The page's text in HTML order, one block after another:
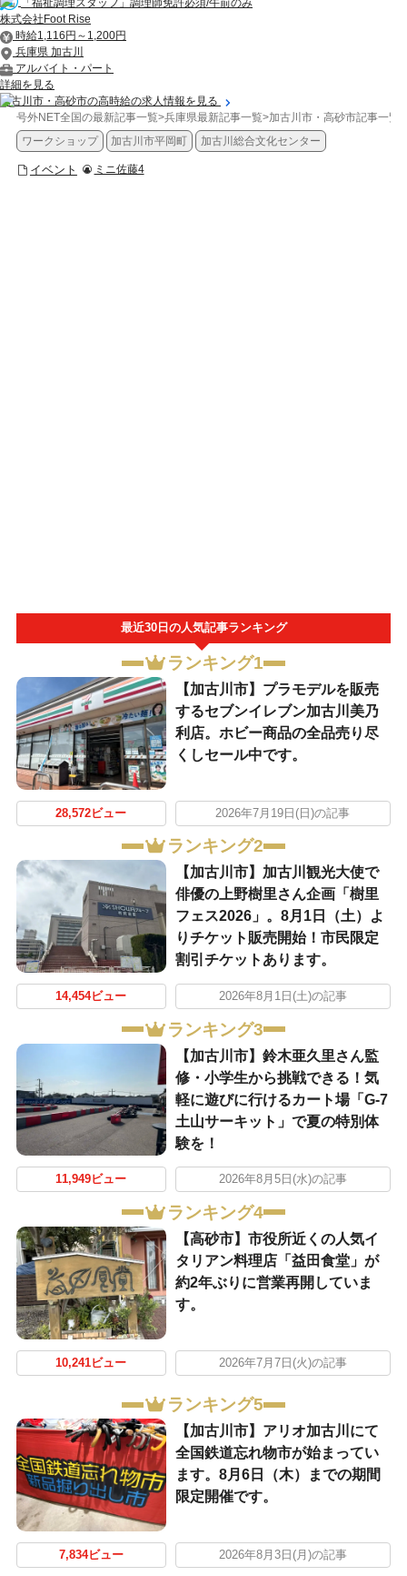
「福祉調理スタッフ」調理師免許必須/午前のみ
株式会社Foot Rise
時給1,116円～1,200円
兵庫県 加古川
アルバイト・パート
詳細を見る
加古川市・高砂市の高時給の求人情報を見る
号外NET全国の最新記事一覧>兵庫県最新記事一覧>加古川市・高砂市記事一覧
ワークショップ
加古川市平岡町 加古川総合文化センター
イベント ミニ佐藤4
最近30日の人気記事ランキング
ランキング1
【加古川市】プラモデルを販売
するセブンイレブン加古川美乃
利店。ホビー商品の全品売り尽
くしセール中です。
28,572ビュー 2026年7月19日(日)の記事
ランキング2
【加古川市】加古川観光大使で
俳優の上野樹里さん企画「樹里
フェス2026」。8月1日（土）よ
りチケット販売開始！市民限定
割引チケットあります。
14,454ビュー 2026年8月1日(土)の記事
ランキング3
【加古川市】鈴木亜久里さん監
修・小学生から挑戦できる！気
軽に遊びに行けるカート場「G-7
土山サーキット」で夏の特別体
験を！
11,949ビュー 2026年8月5日(水)の記事
ランキング4
【高砂市】市役所近くの人気イ
タリアン料理店「益田食堂」が
約2年ぶりに営業再開していま
す。
10,241ビュー 2026年7月7日(火)の記事
ランキング5
【加古川市】アリオ加古川にて
全国鉄道忘れ物市が始まってい
ます。8月6日（木）までの期間
限定開催です。
7,834ビュー 2026年8月3日(月)の記事